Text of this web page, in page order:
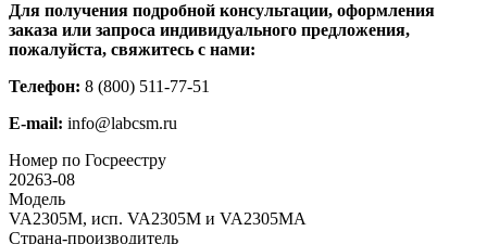
Для получения подробной консультации, оформления
заказа или запроса индивидуального предложения,
пожалуйста, свяжитесь с нами:
Телефон: 8 (800) 511-77-51
E-mail: info@labcsm.ru
Номер по Госреестру
20263-08
Модель
VA2305M, исп. VA2305M и VA2305MA
Страна-производитель